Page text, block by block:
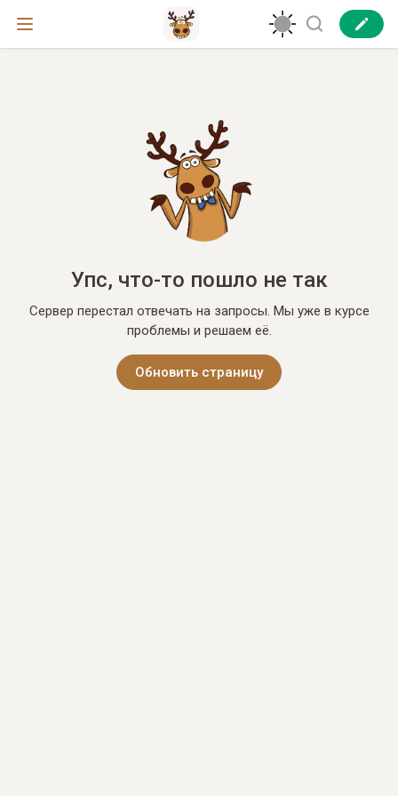
Упс, что-то пошло не так
Сервер перестал отвечать на запросы. Мы уже в курсе
проблемы и решаем её.
Обновить страницу